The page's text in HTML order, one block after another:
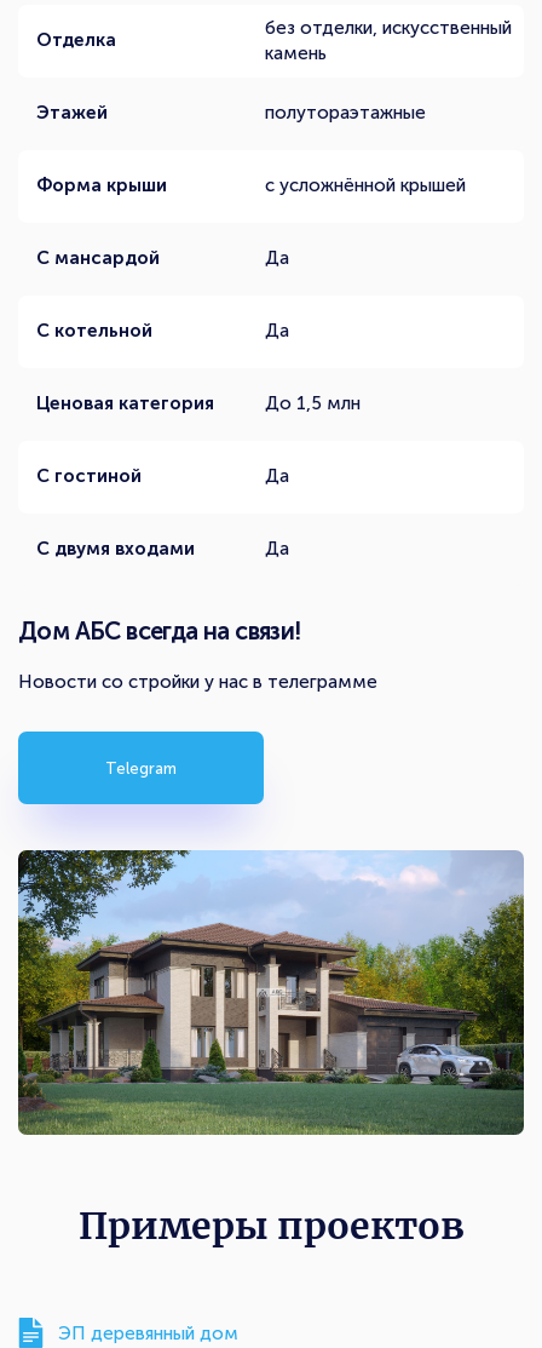
Отделка
без отделки, искусственный
камень
Этажей полутораэтажные
Форма крыши с усложнённой крышей
С мансардой Да
С котельной Да
Ценовая категория До 1,5 млн
С гостиной Да
С двумя входами Да
Дом АБС всегда на связи!
Новости со стройки у нас в телеграмме
Telegram
Примеры проектов
ЭП деревянный дом